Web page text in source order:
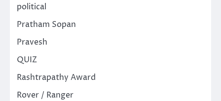
political
Pratham Sopan
Pravesh
QUIZ
Rashtrapathy Award
Rover / Ranger